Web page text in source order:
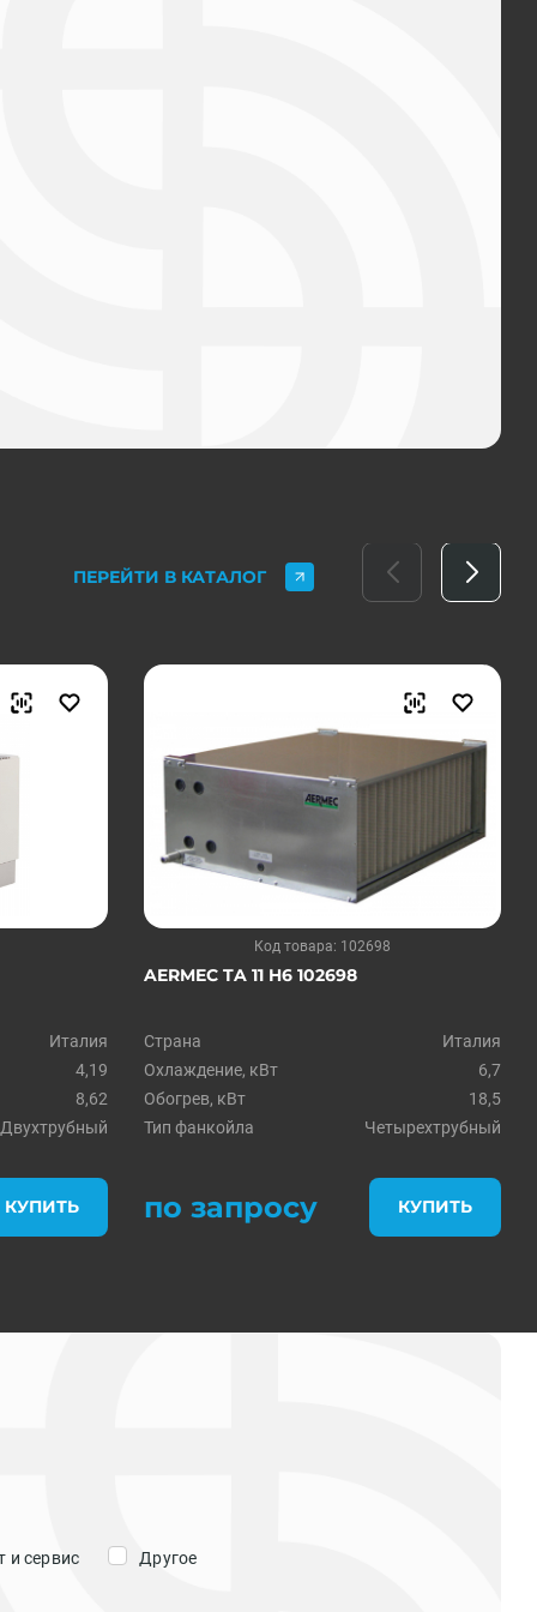
ПЕРЕЙТИ В КАТАЛОГ
Италия
4,19
8,62
Двухтрубный
КУПИТЬ
Код товара: 102698
AERMEC TA 11 H6 102698
Страна
Италия
Охлаждение, кВт
6,7
Обогрев, кВт
18,5
Тип фанкойла
Четырехтрубный
по запросу КУПИТЬ
и сервис Другое